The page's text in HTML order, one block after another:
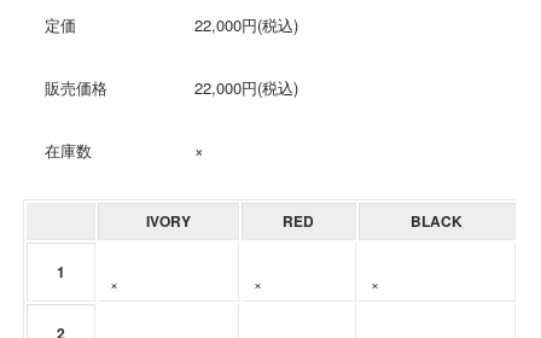
定価 22,000円(税込)
販売価格 22,000円(税込)
在庫数 ×
IVORY RED BLACK
1
× × ×
2